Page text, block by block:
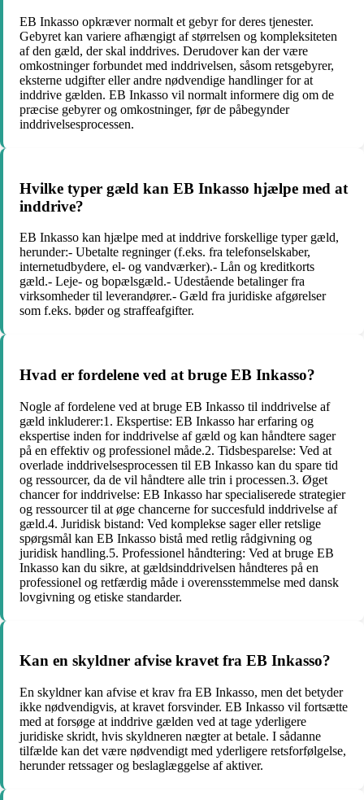
EB Inkasso opkræver normalt et gebyr for deres tjenester.
Gebyret kan variere afhængigt af størrelsen og kompleksiteten
af den gæld, der skal inddrives. Derudover kan der være
omkostninger forbundet med inddrivelsen, såsom retsgebyrer,
eksterne udgifter eller andre nødvendige handlinger for at
inddrive gælden. EB Inkasso vil normalt informere dig om de
præcise gebyrer og omkostninger, før de påbegynder
inddrivelsesprocessen.
Hvilke typer gæld kan EB Inkasso hjælpe med at
inddrive?
EB Inkasso kan hjælpe med at inddrive forskellige typer gæld,
herunder:- Ubetalte regninger (f.eks. fra telefonselskaber,
internetudbydere, el- og vandværker).- Lån og kreditkorts
gæld.- Leje- og bopælsgæld.- Udestående betalinger fra
virksomheder til leverandører.- Gæld fra juridiske afgørelser
som f.eks. bøder og straffeafgifter.
Hvad er fordelene ved at bruge EB Inkasso?
Nogle af fordelene ved at bruge EB Inkasso til inddrivelse af
gæld inkluderer:1. Ekspertise: EB Inkasso har erfaring og
ekspertise inden for inddrivelse af gæld og kan håndtere sager
på en effektiv og professionel måde.2. Tidsbesparelse: Ved at
overlade inddrivelsesprocessen til EB Inkasso kan du spare tid
og ressourcer, da de vil håndtere alle trin i processen.3. Øget
chancer for inddrivelse: EB Inkasso har specialiserede strategier
og ressourcer til at øge chancerne for succesfuld inddrivelse af
gæld.4. Juridisk bistand: Ved komplekse sager eller retslige
spørgsmål kan EB Inkasso bistå med retlig rådgivning og
juridisk handling.5. Professionel håndtering: Ved at bruge EB
Inkasso kan du sikre, at gældsinddrivelsen håndteres på en
professionel og retfærdig måde i overensstemmelse med dansk
lovgivning og etiske standarder.
Kan en skyldner afvise kravet fra EB Inkasso?
En skyldner kan afvise et krav fra EB Inkasso, men det betyder
ikke nødvendigvis, at kravet forsvinder. EB Inkasso vil fortsætte
med at forsøge at inddrive gælden ved at tage yderligere
juridiske skridt, hvis skyldneren nægter at betale. I sådanne
tilfælde kan det være nødvendigt med yderligere retsforfølgelse,
herunder retssager og beslaglæggelse af aktiver.